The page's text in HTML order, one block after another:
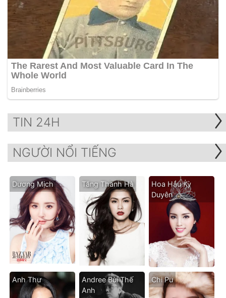
TIN 24H
NGƯỜI NỔI TIẾNG
Dương Mịch Tăng Thanh Hà
Hoa Hậu Kỳ
Duyên
Anh Thư
Andree Bùi Thế
Anh
Chi Pu